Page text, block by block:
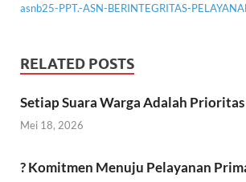
asnb25-PPT.-ASN-BERINTEGRITAS-
RELATED POSTS
Setiap Suara Warga Adalah Prioritas
Mei 18, 2026
? Komitmen Menuju Pelayanan